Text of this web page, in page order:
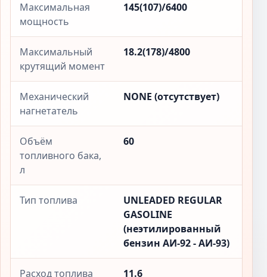
Максимальная
мощность
145(107)/6400
Максимальный
крутящий момент
18.2(178)/4800
Механический
нагнетатель
NONE (отсутствует)
Объём
топливного бака,
л
60
Тип топлива
UNLEADED REGULAR
GASOLINE
(неэтилированный
бензин АИ-92 - АИ-93)
Расход топлива 11.6